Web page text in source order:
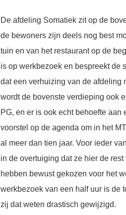
De afdeling Somatiek zit op de
de bewoners zijn deels nog best
tuin en van het restaurant op de
is op werkbezoek en bespreekt de
dat een verhuizing van de afdeling
wordt de bovenste verdieping ook
PG, en er is ook echt behoefte
voorstel op de agenda om in het
al meer dan tien jaar. Voor ieder
in de overtuiging dat ze hier de
hebben bewust gekozen voor het
werkbezoek van een half uur is de
zij dat weten drastisch gewijzigd.